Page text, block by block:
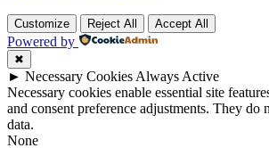
Customize Reject All Accept All
Powered by
✖
► Necessary Cookies Always Active
Necessary cookies enable essential site
and consent preference adjustments. They do
data.
None